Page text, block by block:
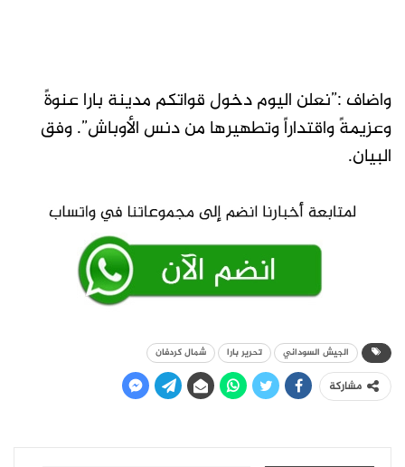
واضاف :”نعلن اليوم دخول قواتكم مدينة بارا عنوةً
وعزيمةً واقتداراً وتطهيرها من دنس الأوباش”. وفق
البيان.
الجيش السوداني تحرير بارا شمال كردفان
مشاركة